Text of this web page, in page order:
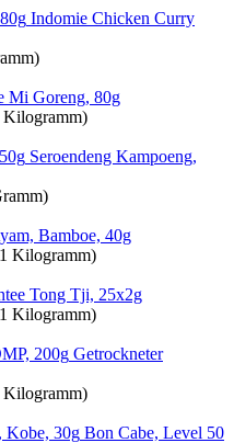
Indomie Chicken Curry
Mi Goreng, 80g
Seroendeng Kampoeng,
Bamboe, 40g
Kilogramm)
Tong Tji, 25x2g
Kilogramm)
Getrockneter
Bon Cabe, Level 50